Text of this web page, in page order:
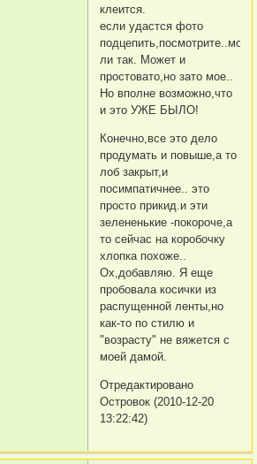
клеится.
если удастся фото
ли так. Может и
простовато,но зато мое..
Но вполне возможно,что
и это УЖЕ БЫЛО!
Конечно,все это дело
продумать и повыше,а то
лоб закрыт,и
посимпатичнее.. это
просто прикид.и эти
зелененькие -покороче,а
то сейчас на коробочку
хлопка похоже..
Ох,добавляю. Я еще
пробовала косички из
распущенной ленты,но
как-то по стилю и
"возрасту" не вяжется с
моей дамой.
Отредактировано
Островок (2010-12-20
13:22:42)